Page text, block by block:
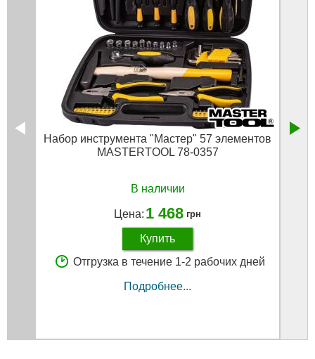
Набор инструмента "Мастер" 57 элементов
MASTERTOOL 78-0357
В наличии
Цена: 1 468 грн
Купить
Отгрузка в течение 1-2 рабочих дней
Подробнее...